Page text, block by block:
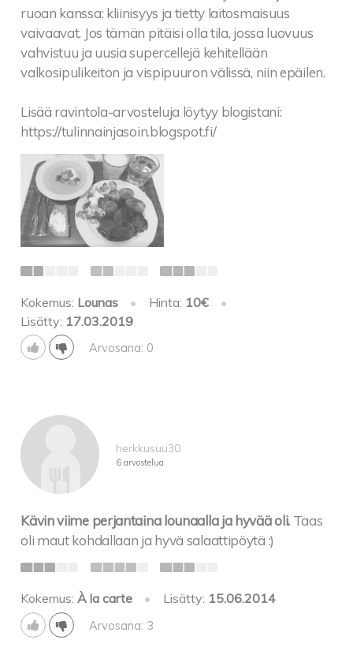
ruoan kanssa: kliinisyys ja tietty laitosmaisuus
vaivaavat. Jos tämän pitäisi olla tila, jossa luovuus
vahvistuu ja uusia supercellejä kehitellään
valkosipulikeiton ja vispipuuron välissä, niin epäilen.
Lisää ravintola-arvosteluja löytyy blogistani:
https://tulinnainjasoin.blogspot.fi/
Kokemus: Lounas • Hinta: 10€
•
Lisätty: 17.03.2019
Arvosana: 0
herkkusuu30
6 arvostelua
Kävin viime perjantaina lounaalla ja hyvää oli. Taas
oli maut kohdallaan ja hyvä salaattipöytä :)
Kokemus:À la carte • Lisätty: 15.06.2014
Arvosana: 3